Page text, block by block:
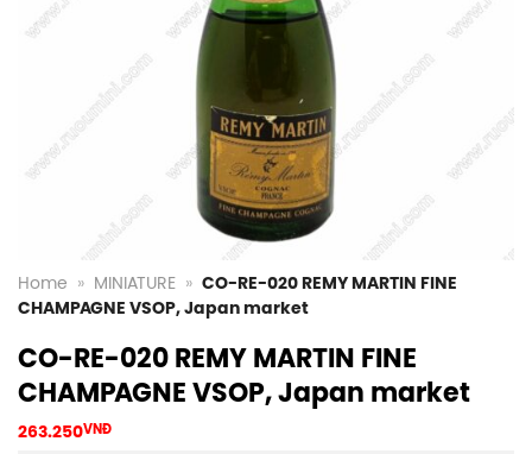
Home » MINIATURE » CO-RE-020 REMY MARTIN FINE
CHAMPAGNE VSOP, Japan market
CO-RE-020 REMY MARTIN FINE
CHAMPAGNE VSOP, Japan market
263.250VNĐ